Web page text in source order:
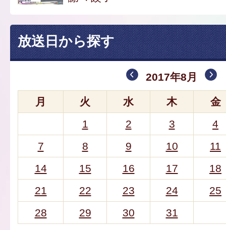
放送日から探す
2017年8月
月 火 水 木
金
1
2 3
4
7
8 9 10
11
14
15 16 17
18
21
22 23 24
25
28
29 30 31